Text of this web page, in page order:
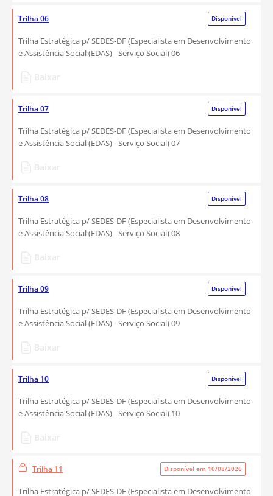
Trilha 06 Disponível
Trilha Estratégica p/ SEDES-DF (Especialista em Desenvolvimento
e Assistência Social (EDAS) - Serviço Social) 06
Trilha 07 Disponível
Trilha Estratégica p/ SEDES-DF (Especialista em Desenvolvimento
e Assistência Social (EDAS) - Serviço Social) 07
Trilha 08 Disponível
Trilha Estratégica p/ SEDES-DF (Especialista em Desenvolvimento
e Assistência Social (EDAS) - Serviço Social) 08
Trilha 09 Disponível
Trilha Estratégica p/ SEDES-DF (Especialista em Desenvolvimento
e Assistência Social (EDAS) - Serviço Social) 09
Trilha 10 Disponível
Trilha Estratégica p/ SEDES-DF (Especialista em Desenvolvimento
e Assistência Social (EDAS) - Serviço Social) 10
Trilha 11 Disponível em 10/08/2026
Trilha Estratégica p/ SEDES-DF (Especialista em Desenvolvimento